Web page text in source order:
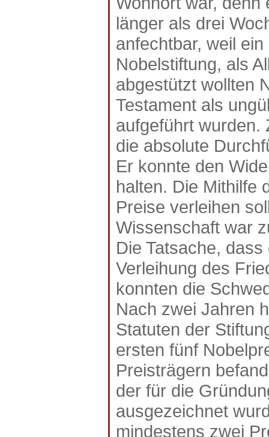
länger als drei
anfechtbar, weil
Nobelstiftung, als
abgestützt wollten
Testament als
aufgeführt wurden.
die absolute
Er konnte den
halten. Die Mithilfe
Preise verleihen
Wissenschaft war
Die Tatsache,
Verleihung des
konnten die
Nach zwei Jahren
Statuten der
ersten fünf
Preisträgern
der für die
ausgezeichnet
mindestens zwei